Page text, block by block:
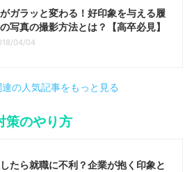
ガラッと変わる！好印象を与える履
写真の撮影方法とは？【高卒必見】
04/04
の人気記事をもっと見る
策のやり方
たら就職に不利？企業が抱く印象と